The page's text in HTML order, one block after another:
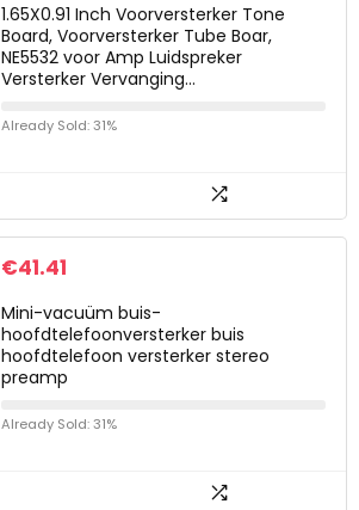
1.65X0.91 Inch Voorversterker Tone
Board, Voorversterker Tube Boar,
NE5532 voor Amp Luidspreker
Versterker Vervanging…
Already Sold: 31%
€41.41
Mini-vacuüm buis-
hoofdtelefoonversterker buis
hoofdtelefoon versterker stereo
preamp
Already Sold: 31%